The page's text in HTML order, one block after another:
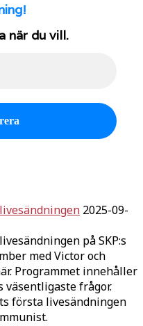
när du vill.
2025-09-
på SKP:s
med Victor och
Programmet innehåller
väsentligaste frågor.
första livesändningen